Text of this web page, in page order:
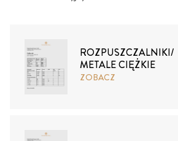
ROZPUSZCZALNIKI/
METALE CIĘŻKIE
ZOBACZ